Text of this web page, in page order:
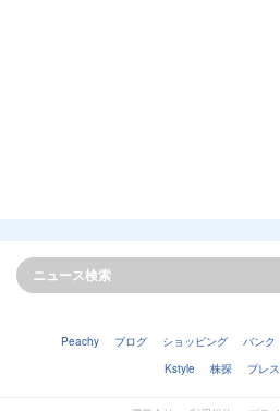
Peachy ブログ ショッピング バンク
Kstyle
株探 プレ